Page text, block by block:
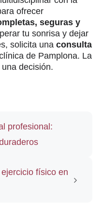
ofrecer
seguras y
tu sonrisa y dejar
solicita una consulta
de Pamplona. La
decisión.
profesional:
físico en